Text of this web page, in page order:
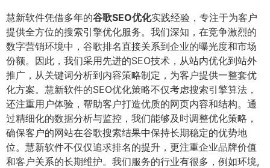
慧新软件凭借多年的谷歌SEO优化实践经验，专注于为客户
提供全方位的搜索引擎优化服务。我们深知，在竞争激烈的
数字营销环境中，谷歌排名直接关系到企业的曝光度和市场
份额。因此，我们采用先进的SEO技术，从站内优化到站外
推广，从关键词分析到内容策略制定，为客户提供一整套优
化方案。慧新软件的SEO优化策略不仅考虑搜索引擎算法，
还注重用户体验，帮助客户打造优质的网页内容和结构。通
过精细化的数据分析与监控，我们能够及时调整优化策略，
确保客户的网站在谷歌搜索结果中保持长期稳定的优势地
位。慧新软件不仅仅追求排名的提升，更注重企业品牌价值
和客户关系的长期维护。我们服务的行业有很多，例如环境,